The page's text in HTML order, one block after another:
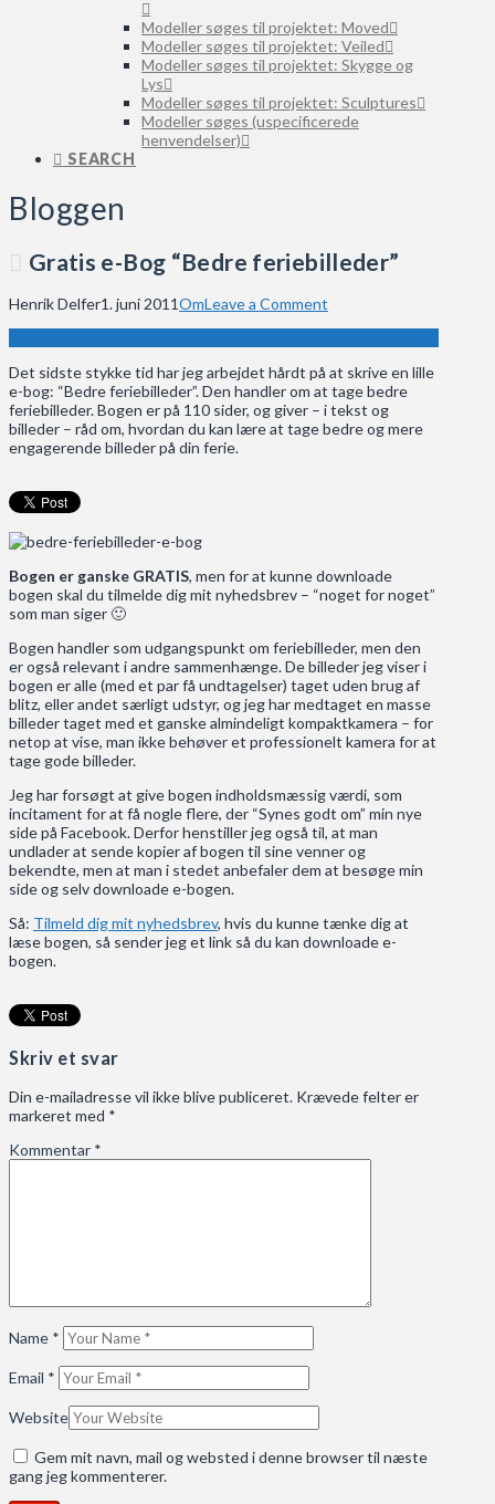
Modeller søges til projektet: Moved
Modeller søges til projektet: Veiled
Modeller søges til projektet: Skygge og
Lys
Modeller søges til projektet: Sculptures
Modeller søges (uspecificerede
henvendelser)
SEARCH
Bloggen
Gratis e-Bog “Bedre feriebilleder”
Henrik Delfer1. juni 2011OmLeave a Comment
Det sidste stykke tid har jeg arbejdet hårdt på at skrive en lille
e-bog: “Bedre feriebilleder”. Den handler om at tage bedre
feriebilleder. Bogen er på 110 sider, og giver – i tekst og
billeder – råd om, hvordan du kan lære at tage bedre og mere
engagerende billeder på din ferie.
Bogen er ganske GRATIS, men for at kunne downloade
bogen skal du tilmelde dig mit nyhedsbrev – “noget for noget”
som man siger 🙂
Bogen handler som udgangspunkt om feriebilleder, men den
er også relevant i andre sammenhænge. De billeder jeg viser i
bogen er alle (med et par få undtagelser) taget uden brug af
blitz, eller andet særligt udstyr, og jeg har medtaget en masse
billeder taget med et ganske almindeligt kompaktkamera – for
netop at vise, man ikke behøver et professionelt kamera for at
tage gode billeder.
Jeg har forsøgt at give bogen indholdsmæssig værdi, som
incitament for at få nogle flere, der “Synes godt om” min nye
side på Facebook. Derfor henstiller jeg også til, at man
undlader at sende kopier af bogen til sine venner og
bekendte, men at man i stedet anbefaler dem at besøge min
side og selv downloade e-bogen.
Så: Tilmeld dig mit nyhedsbrev, hvis du kunne tænke dig at
læse bogen, så sender jeg et link så du kan downloade e-
bogen.
Skriv et svar
Din e-mailadresse vil ikke blive publiceret. Krævede felter er
markeret med *
Kommentar *
Name *
Email *
Website
Gem mit navn, mail og websted i denne browser til næste
gang jeg kommenterer.